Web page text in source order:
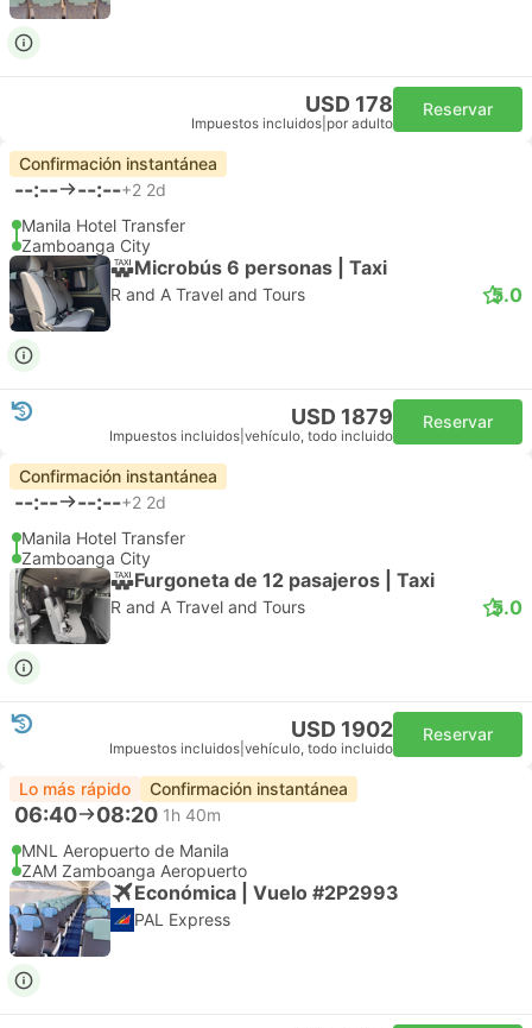
USD 178
Impuestos incluidos por adulto
Reservar
Confirmación instantánea
--:-- --:--+2 2d
Manila Hotel Transfer
Zamboanga City
Microbús 6 personas | Taxi
R and A Travel and Tours 5.0
USD 1879
Impuestos incluidos vehículo, todo incluido
Reservar
Confirmación instantánea
--:-- --:--+2 2d
Manila Hotel Transfer
Zamboanga City
Furgoneta de 12 pasajeros | Taxi
R and A Travel and Tours 5.0
USD 1902
Impuestos incluidos vehículo, todo incluido
Reservar
Lo más rápido Confirmación instantánea
06:40 08:20 1h 40m
MNL Aeropuerto de Manila
ZAM Zamboanga Aeropuerto
Económica | Vuelo #2P2993
PAL Express